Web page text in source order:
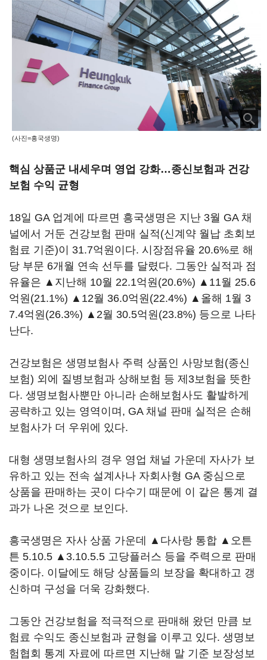
(사진=흥국생명)
핵심 상품군 내세우며 영업 강화…종신보험과 건강
보험 수익 균형
18일 GA 업계에 따르면 흥국생명은 지난 3월 GA 채
널에서 거둔 건강보험 판매 실적(신계약 월납 초회보
험료 기준)이 31.7억원이다. 시장점유율 20.6%로 해
당 부문 6개월 연속 선두를 달렸다. 그동안 실적과 점
유율은 ▲지난해 10월 22.1억원(20.6%) ▲11월 25.6
억원(21.1%) ▲12월 36.0억원(22.4%) ▲올해 1월 3
7.4억원(26.3%) ▲2월 30.5억원(23.8%) 등으로 나타
난다.
건강보험은 생명보험사 주력 상품인 사망보험(종신
보험) 외에 질병보험과 상해보험 등 제3보험을 뜻한
다. 생명보험사뿐만 아니라 손해보험사도 활발하게
공략하고 있는 영역이며, GA 채널 판매 실적은 손해
보험사가 더 우위에 있다.
대형 생명보험사의 경우 영업 채널 가운데 자사가 보
유하고 있는 전속 설계사나 자회사형 GA 중심으로
상품을 판매하는 곳이 다수기 때문에 이 같은 통계 결
과가 나온 것으로 보인다.
흥국생명은 자사 상품 가운데 ▲다사랑 통합 ▲오튼
튼 5.10.5 ▲3.10.5.5 고당플러스 등을 주력으로 판매
중이다. 이달에도 해당 상품들의 보장을 확대하고 갱
신하며 구성을 더욱 강화했다.
그동안 건강보험을 적극적으로 판매해 왔던 만큼 보
험료 수익도 종신보험과 균형을 이루고 있다. 생명보
험협회 통계 자료에 따르면 지난해 말 기준 보장성보